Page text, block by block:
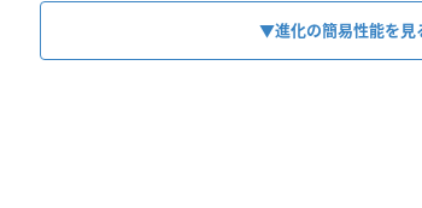
▼進化の簡易性能を見